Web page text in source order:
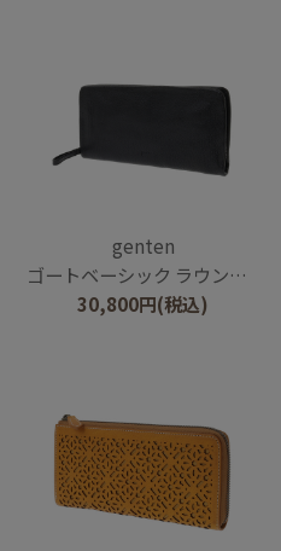
genten
ゴートベーシック ラウンド長財布
30,800円(税込)